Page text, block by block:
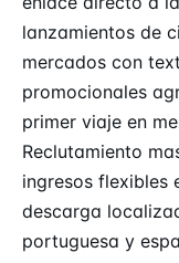
lanzamientos de
mercados con
promocionales
primer viaje en
Reclutamiento
ingresos flexibles
descarga
portuguesa y